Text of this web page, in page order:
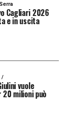
Cagliari 2026
e in uscita
vuole
milioni può